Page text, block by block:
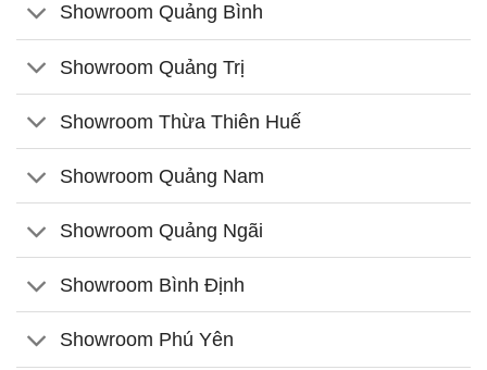
Showroom Quảng Bình
Showroom Quảng Trị
Showroom Thừa Thiên Huế
Showroom Quảng Nam
Showroom Quảng Ngãi
Showroom Bình Định
Showroom Phú Yên